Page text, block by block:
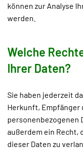
können zur Analyse
werden.
Welche
Ihrer Daten?
Sie haben jederzeit
Herkunft, Empfänger
personenbezogenen
außerdem ein Recht,
dieser Daten zu